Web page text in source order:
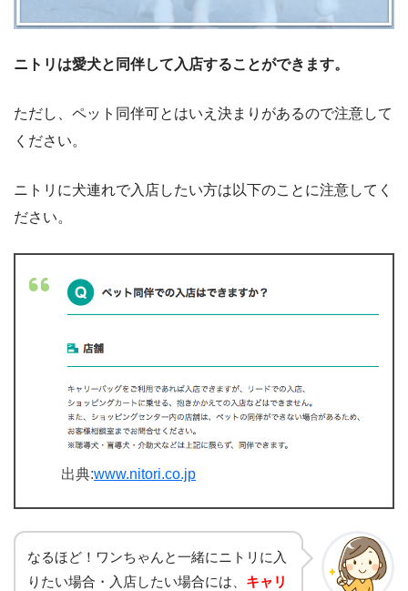
ニトリは愛犬と同伴して入店することができます。
ただし、ペット同伴可とはいえ決まりがあるので注意して
ください。
ニトリに犬連れで入店したい方は以下のことに注意してく
ださい。
出典:www.nitori.co.jp
なるほど！ワンちゃんと一緒にニトリに入
りたい場合・入店したい場合には、 キャリ